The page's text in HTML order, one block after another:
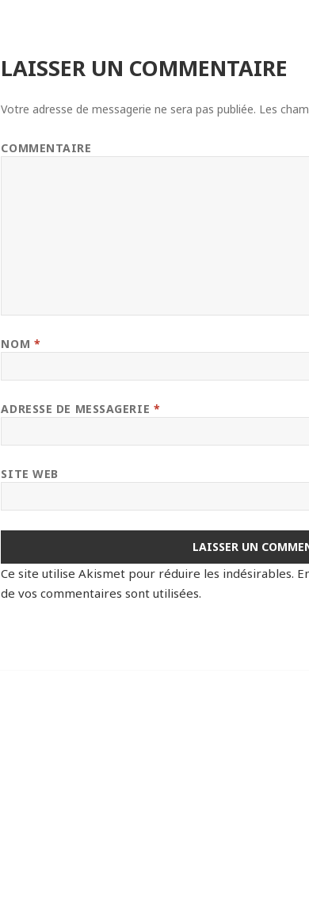
LAISSER UN COMMENTAIRE
Votre adresse de messagerie ne sera pas publiée. Les
COMMENTAIRE
NOM *
ADRESSE DE MESSAGERIE *
SITE WEB
Ce site utilise Akismet pour réduire les indésirables.
de vos commentaires sont utilisées.